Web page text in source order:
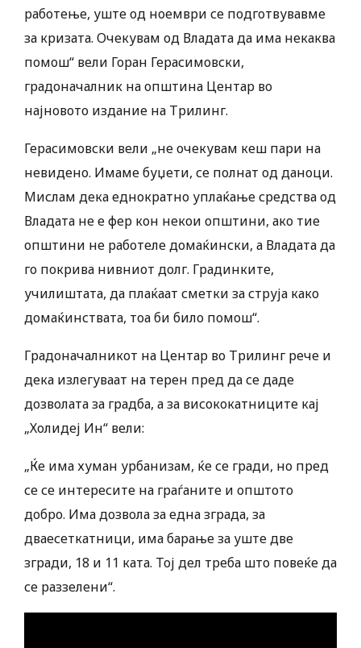
работење, уште од ноември се подготвувавме
за кризата. Очекувам од Владата да има некаква
помош“ вели Горан Герасимовски,
градоначалник на општина Центар во
најновото издание на Трилинг.
Герасимовски вели „не очекувам кеш пари на
невидено. Имаме буџети, се полнат од даноци.
Мислам дека еднократно уплаќање средства од
Владата не е фер кон некои општини, ако тие
општини не работеле домаќински, а Владата да
го покрива нивниот долг. Градинките,
училиштата, да плаќаат сметки за струја како
домаќинствата, тоа би било помош“.
Градоначалникот на Центар во Трилинг рече и
дека излегуваат на терен пред да се даде
дозволата за градба, а за висококатниците кај
„Холидеј Ин“ вели:
„Ќе има хуман урбанизам, ќе се гради, но пред
се се интересите на граѓаните и општото
добро. Има дозвола за една зграда, за
дваесеткатници, има барање за уште две
згради, 18 и 11 ката. Тој дел треба што повеќе да
се раззелени“.